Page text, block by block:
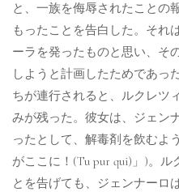
と、一族を侮辱されたことの
もったことを告白した。それ
ーラを発ったものと思い、そ
しようと計画したためであっ
ちが連行されると、ルクレツ
みが残った。彼女は、ジェン
ったとして、解毒剤を飲むよ
がここに！(Tu pur qui)」)。
とを告げても、ジェンナーロ